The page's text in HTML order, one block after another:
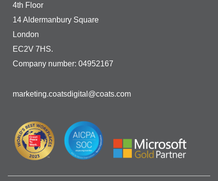
4th Floor
14 Aldermanbury Square
London
EC2V 7HS.
Company number: 04952167
marketing.coatsdigital@coats.com